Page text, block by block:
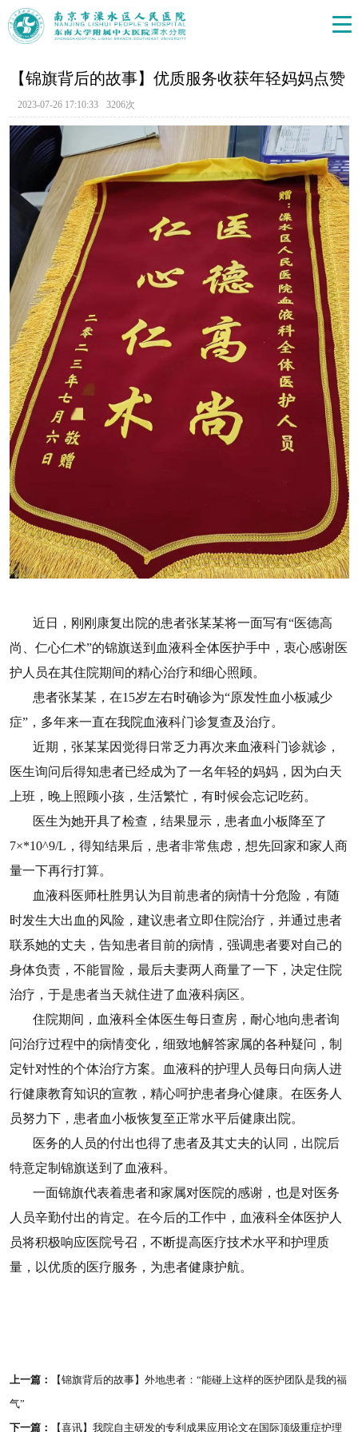
【锦旗背后的故事】优质服务收获年轻妈妈点赞
2023-07-26 17:10:33 3206次
近日，刚刚康复出院的患者张某某将一面写有“医德高
尚、仁心仁术”的锦旗送到血液科全体医护手中，衷心感谢医
护人员在其住院期间的精心治疗和细心照顾。
患者张某某，在15岁左右时确诊为“原发性血小板减少
症”，多年来一直在我院血液科门诊复查及治疗。
近期，张某某因觉得日常乏力再次来血液科门诊就诊，
医生询问后得知患者已经成为了一名年轻的妈妈，因为白天
上班，晚上照顾小孩，生活繁忙，有时候会忘记吃药。
医生为她开具了检查，结果显示，患者血小板降至了
7×*10^9/L，得知结果后，患者非常焦虑，想先回家和家人商
量一下再行打算。
血液科医师杜胜男认为目前患者的病情十分危险，有随
时发生大出血的风险，建议患者立即住院治疗，并通过患者
联系她的丈夫，告知患者目前的病情，强调患者要对自己的
身体负责，不能冒险，最后夫妻两人商量了一下，决定住院
治疗，于是患者当天就住进了血液科病区。
住院期间，血液科全体医生每日查房，耐心地向患者询
问治疗过程中的病情变化，细致地解答家属的各种疑问，制
定针对性的个体治疗方案。血液科的护理人员每日向病人进
行健康教育知识的宣教，精心呵护患者身心健康。在医务人
员努力下，患者血小板恢复至正常水平后健康出院。
医务的人员的付出也得了患者及其丈夫的认同，出院后
特意定制锦旗送到了血液科。
一面锦旗代表着患者和家属对医院的感谢，也是对医务
人员辛勤付出的肯定。在今后的工作中，血液科全体医护人
员将积极响应医院号召，不断提高医疗技术水平和护理质
量，以优质的医疗服务，为患者健康护航。
上一篇： 【锦旗背后的故事】外地患者：“能碰上这样的医护团队是我的福
气”
下一篇： 【喜讯】我院自主研发的专利成果应用论文在国际顶级重症护理